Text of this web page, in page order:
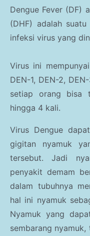
Dengue Fever (DF)
(DHF) adalah
infeksi virus yang
Virus ini
DEN-1, DEN-2,
setiap orang bisa
hingga 4 kali.
Virus Dengue
gigitan nyamuk
tersebut. Jadi
penyakit demam
dalam tubuhnya
hal ini nyamuk
Nyamuk yang
sembarang